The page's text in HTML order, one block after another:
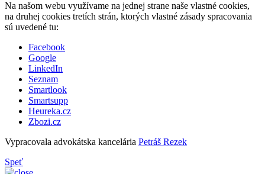
Na našom webu využívame na jednej strane naše vlastné cookies,
na druhej cookies tretích strán, ktorých vlastné zásady spracovania
sú uvedené tu:
Facebook
Google
LinkedIn
Seznam
Smartlook
Smartsupp
Heureka.cz
Zbozi.cz
Vypracovala advokátska kancelária Petráš Rezek
Speť